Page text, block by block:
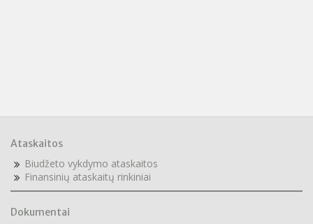
Ataskaitos
Biudžeto vykdymo ataskaitos
Finansinių ataskaitų rinkiniai
Dokumentai